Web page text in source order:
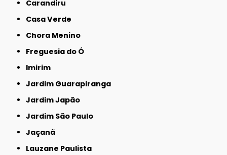
Carandiru
Casa Verde
Chora Menino
Freguesia do Ó
Imirim
Jardim Guarapiranga
Jardim Japão
Jardim São Paulo
Jaçanã
Lauzane Paulista